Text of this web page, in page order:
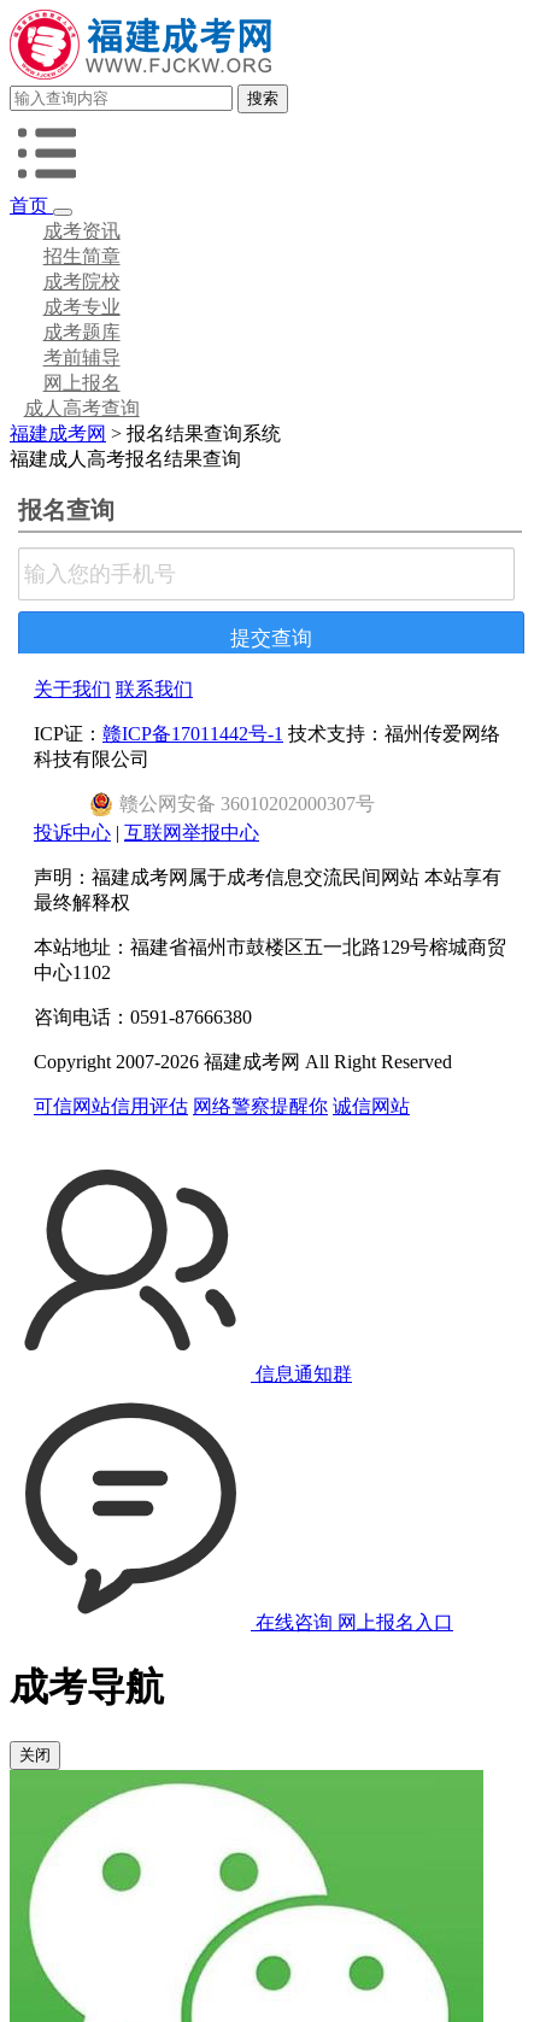
首页
成考资讯
招生简章
成考院校
成考专业
成考题库
考前辅导
网上报名
成人高考查询
福建成考网 > 报名结果查询系统
福建成人高考报名结果查询
关于我们 联系我们
ICP证： 赣ICP备17011442号-1 技术支持：福州传爱网络
科技有限公司
赣公网安备 36010202000307号
投诉中心 | 互联网举报中心
声明：福建成考网属于成考信息交流民间网站 本站享有
最终解释权
本站地址：福建省福州市鼓楼区五一北路129号榕城商贸
中心1102
咨询电话：0591-87666380
Copyright 2007-2026 福建成考网 All Right Reserved
可信网站信用评估 网络警察提醒你 诚信网站
信息通知群
在线咨询 网上报名入口
成考导航
关闭